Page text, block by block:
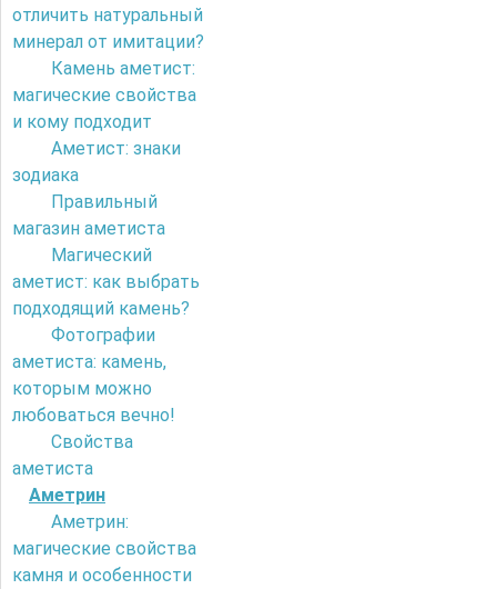
отличить натуральный
минерал от имитации?
Камень аметист:
магические свойства
и кому подходит
Аметист: знаки
зодиака
Правильный
магазин аметиста
Магический
аметист: как выбрать
подходящий камень?
Фотографии
аметиста: камень,
которым можно
любоваться вечно!
Свойства
аметиста
Аметрин
Аметрин:
магические свойства
камня и особенности